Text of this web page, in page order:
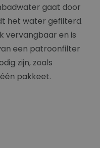
gaat door
het water gefilterd.
vervangbaar en is
een patroonfilter
zijn, zoals
pakkeet.